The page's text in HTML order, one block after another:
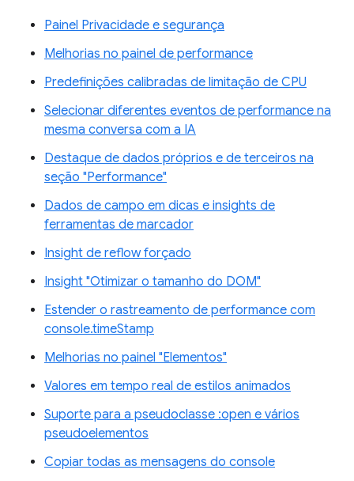
Painel Privacidade e segurança
Melhorias no painel de performance
Predefinições calibradas de limitação de CPU
Selecionar diferentes eventos de performance na
mesma conversa com a IA
Destaque de dados próprios e de terceiros na
seção "Performance"
Dados de campo em dicas e insights de
ferramentas de marcador
Insight de reflow forçado
Insight "Otimizar o tamanho do DOM"
Estender o rastreamento de performance com
console.timeStamp
Melhorias no painel "Elementos"
Valores em tempo real de estilos animados
Suporte para a pseudoclasse :open e vários
pseudoelementos
Copiar todas as mensagens do console